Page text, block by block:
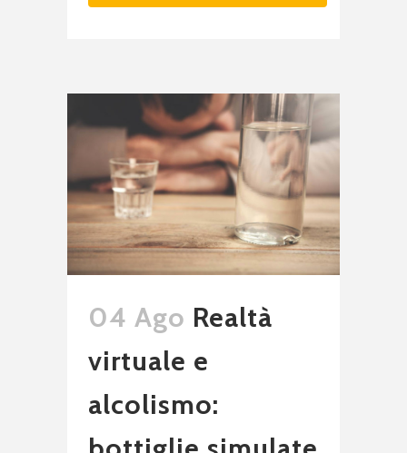
04 Ago Realtà
virtuale e
alcolismo: